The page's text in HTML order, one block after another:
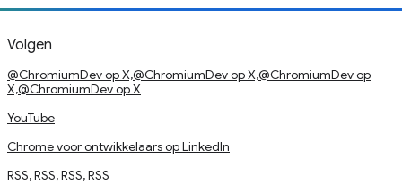
Volgen
@ChromiumDev op X,@ChromiumDev op X,@ChromiumDev op
X,@ChromiumDev op X
YouTube
Chrome voor ontwikkelaars op LinkedIn
RSS, RSS, RSS, RSS